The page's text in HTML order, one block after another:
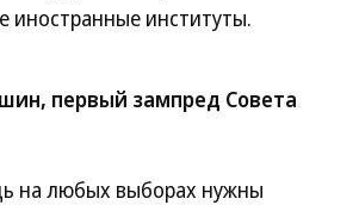
иностранные институты.
первый зампред Совета
на любых выборах нужны